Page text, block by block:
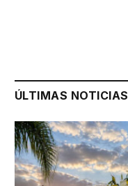
ÚLTIMAS NOTICIAS